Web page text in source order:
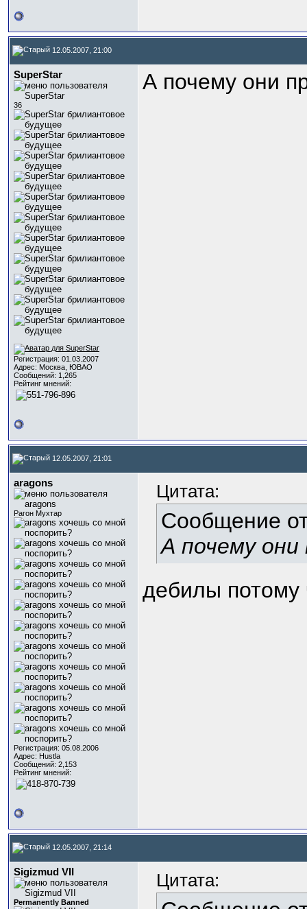
12.05.2007, 21:00
SuperStar
36
Регистрация: 01.03.2007
Адрес: Москва, ЮВАО
Сообщений: 1,265
Рейтинг мнений:
А почему они
12.05.2007, 21:01
aragons
Рагон Мухтар
Регистрация: 05.08.2006
Адрес: Hustla
Сообщений: 2,153
Рейтинг мнений:
Цитата:
Сообщение
А почему
дебилы потому
12.05.2007, 21:14
Sigizmud VII
Permanently Banned
Цитата: